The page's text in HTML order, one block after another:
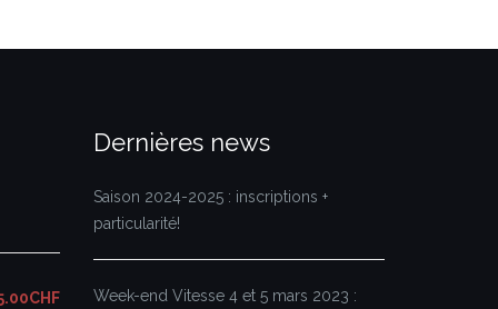
Dernières news
Saison 2024-2025 : inscriptions +
particularité!
Week-end Vitesse 4 et 5 mars 2023 :